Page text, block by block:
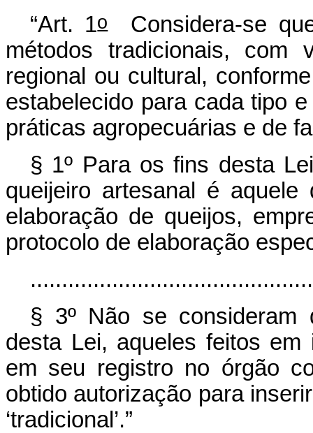
“Art. 1oConsidera-se
métodos tradicionais, com
regional ou cultural,
estabelecido para cada tipo
práticas agropecuárias e de
§ 1º Para os fins desta
queijeiro artesanal é
elaboração de queijos,
protocolo de elaboração
§ 3º Não se consideram
desta Lei, aqueles feitos
em seu registro no órgão
obtido autorização para
‘tradicional’.”